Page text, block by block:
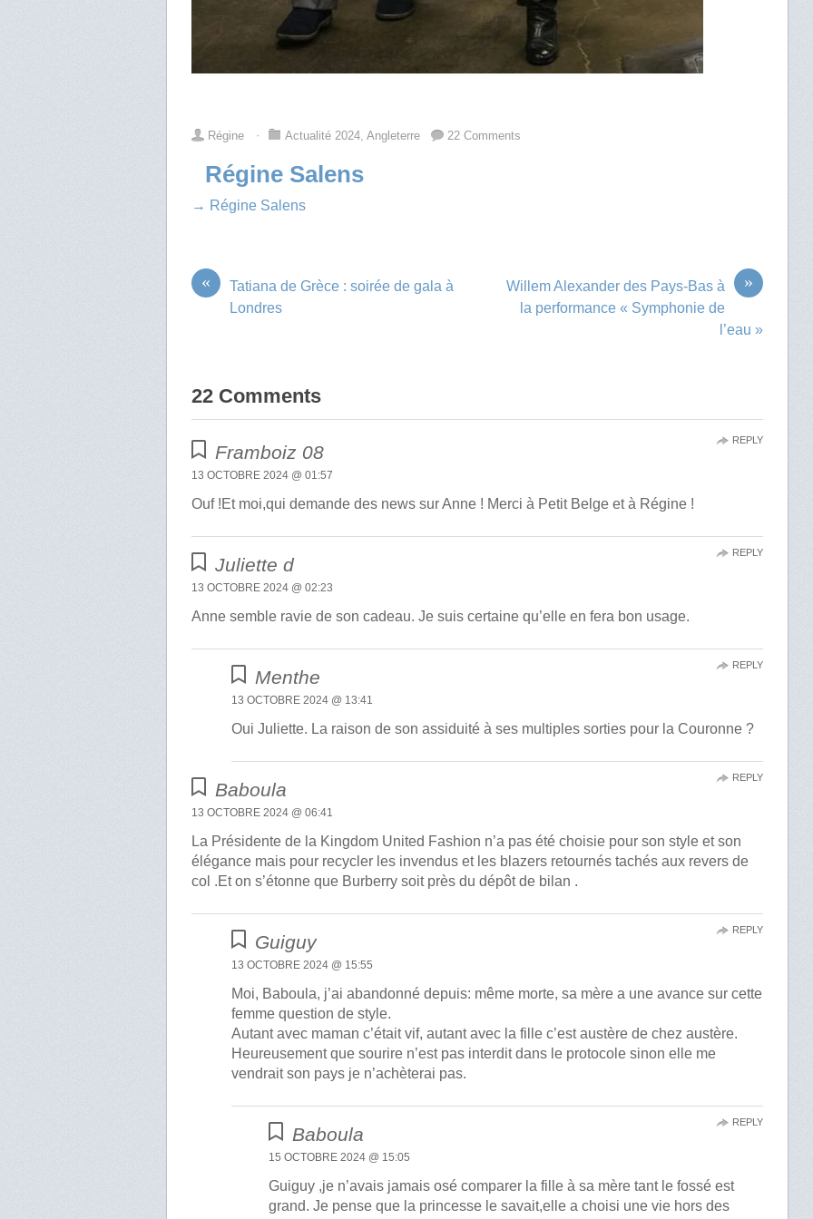
Régine ⋅ Actualité 2024 ,Angleterre 22 Comments
Régine Salens
→ Régine Salens
«
Tatiana de Grèce : soirée de gala à
Londres
»
Willem Alexander des Pays-Bas à
la performance « Symphonie de
l’eau »
22 Comments
Framboiz 08
13 OCTOBRE 2024 @ 01:57
Ouf !Et moi,qui demande des news sur Anne ! Merci à Petit Belge et à Régine !
REPLY
Juliette d
13 OCTOBRE 2024 @ 02:23
Anne semble ravie de son cadeau. Je suis certaine qu’elle en fera bon usage.
REPLY
Menthe
13 OCTOBRE 2024 @ 13:41
Oui Juliette. La raison de son assiduité à ses multiples sorties pour la Couronne ?
REPLY
Baboula
13 OCTOBRE 2024 @ 06:41
La Présidente de la Kingdom United Fashion n’a pas été choisie pour son style et son
élégance mais pour recycler les invendus et les blazers retournés tachés aux revers de
col .Et on s’étonne que Burberry soit près du dépôt de bilan .
REPLY
Guiguy
13 OCTOBRE 2024 @ 15:55
Moi, Baboula, j’ai abandonné depuis: même morte, sa mère a une avance sur cette
femme question de style.
Autant avec maman c’était vif, autant avec la fille c’est austère de chez austère.
Heureusement que sourire n’est pas interdit dans le protocole sinon elle me
vendrait son pays je n’achèterai pas.
REPLY
Baboula
15 OCTOBRE 2024 @ 15:05
Guiguy ,je n’avais jamais osé comparer la fille à sa mère tant le fossé est
grand. Je pense que la princesse le savait,elle a choisi une vie hors des
REPLY